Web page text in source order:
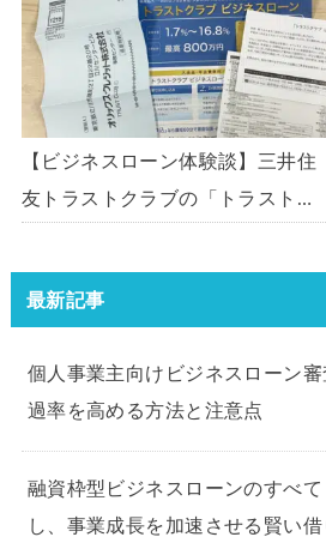
わせてみた。
【ビジネスローン体験談】三井住
友トラストクラブの「トラストク
験してみました。
最新記事
個人事業主向けビジネスローン
過率を高める方法と注意点
融資枠型ビジネスローンのすべ
し、事業成長を加速させる賢い借